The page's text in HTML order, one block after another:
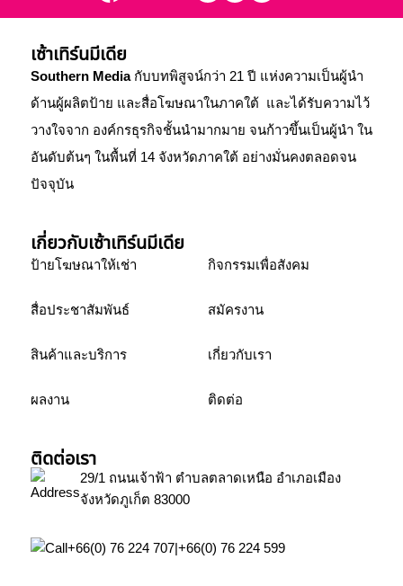
เซ้าเทิร์นมีเดีย
Southern Mediaกับบทพิสูจน์กว่า 21 ปี แห่งความเป็นผู้นำ
ด้านผู้ผลิตป้าย และสื่อโฆษณาในภาคใต้ และได้รับความไว้
วางใจจาก องค์กรธุรกิจชั้นนำมากมาย จนก้าวขึ้นเป็นผู้นำ ใน
อันดับต้นๆ ในพื้นที่ 14 จังหวัดภาคใต้ อย่างมั่นคงตลอดจน
ปัจจุบัน
เกี่ยวกับเซ้าเทิร์นมีเดีย
ป้ายโฆษณาให้เช่า
สื่อประชาสัมพันธ์
สินค้าและบริการ
ผลงาน
กิจกรรมเพื่อสังคม
สมัครงาน
เกี่ยวกับเรา
ติดต่อ
ติดต่อเรา
29/1 ถนนเจ้าฟ้า ตำบลตลาดเหนือ อำเภอเมือง
จังหวัดภูเก็ต 83000
+66(0) 76 224 707|+66(0) 76 224 599